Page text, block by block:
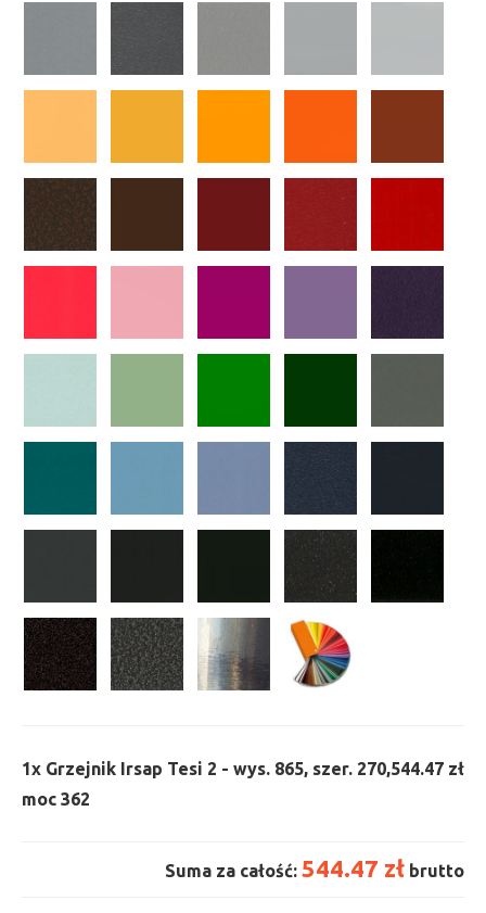
1x Grzejnik Irsap Tesi 2 - wys. 865, szer. 270,
moc 362
544.47 zł
Suma za całość: 544.47 zł brutto